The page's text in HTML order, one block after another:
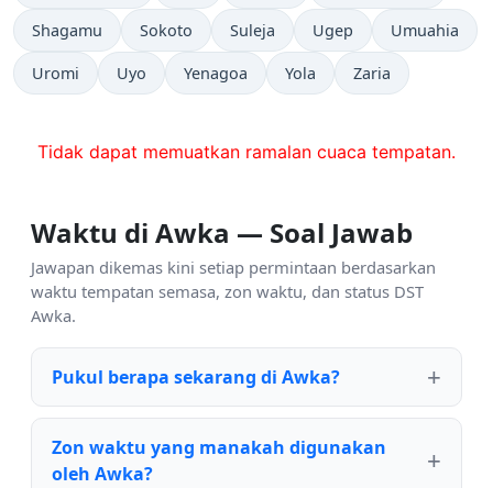
Shagamu Sokoto Suleja Ugep Umuahia
Uromi Uyo Yenagoa Yola Zaria
Tidak dapat memuatkan ramalan cuaca tempatan.
Waktu di Awka — Soal Jawab
Jawapan dikemas kini setiap permintaan berdasarkan
waktu tempatan semasa, zon waktu, dan status DST
Awka.
Pukul berapa sekarang di Awka?
Zon waktu yang manakah digunakan
oleh Awka?